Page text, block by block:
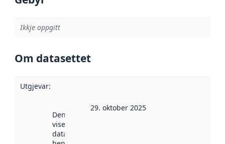
Ikkje oppgitt
Om datasettet
Utgjevar:
Denne datoen
viser når
datasettet vart
29. oktober 2025